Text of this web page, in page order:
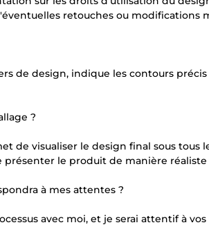
retouches ou modifications
de design, indique les contours
?
de visualiser le design final sous tous
le produit de manière réaliste
à mes attentes ?
avec moi, et je serai attentif à